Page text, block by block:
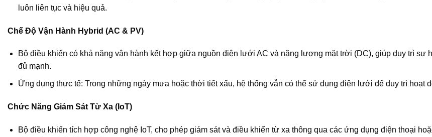
luôn liên tục và hiệu quả.
Chế Độ Vận Hành Hybrid (AC & PV)
Bộ điều khiển có khả năng vận hành kết hợp giữa nguồn điện lưới AC và năng lượng mặt trời (DC), giúp duy trì sự
đủ mạnh.
Ứng dụng thực tế: Trong những ngày mưa hoặc thời tiết xấu, hệ thống vẫn có thể sử dụng điện lưới để duy trì hoạt
Chức Năng Giám Sát Từ Xa (IoT)
Bộ điều khiển tích hợp công nghệ IoT, cho phép giám sát và điều khiển từ xa thông qua các ứng dụng điện thoại